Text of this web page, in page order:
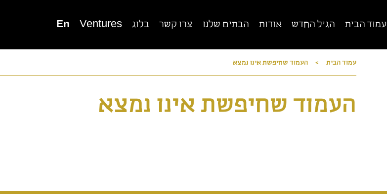
עמוד הבית הגיל החדש אודות הבתים שלנו צרו קשר בלוג Ventures
En
רשת מגדלי הים התיכון
הרשת הגדולה, הותיקה והמובילה בישראל לדיור
עמוד הבית > העמוד שחיפשת אינו נמצא
העמוד שחיפשת אינו נמצא